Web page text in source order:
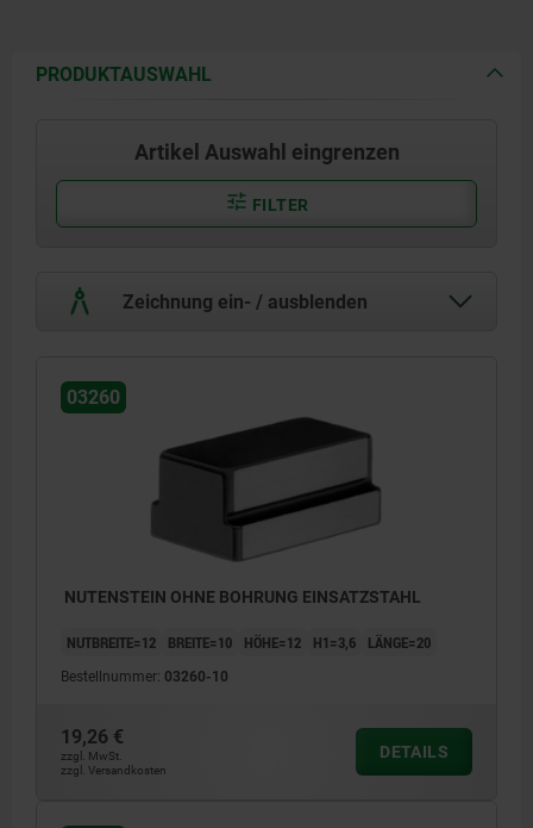
PRODUKTAUSWAHL
Artikel Auswahl eingrenzen
FILTER
Zeichnung ein- / ausblenden
03260
NUTENSTEIN OHNE BOHRUNG EINSATZSTAHL
NUTBREITE=12 BREITE=10 HÖHE=12 H1=3,6 LÄNGE=20
Bestellnummer: 03260-10
19,26 €
zzgl. MwSt.
zzgl. Versandkosten
DETAILS